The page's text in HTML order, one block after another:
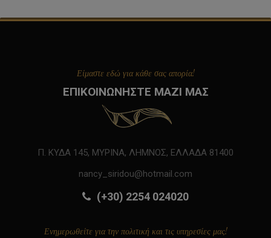
Είμαστε εδώ για κάθε σας απορία!
ΕΠΙΚΟΙΝΩΝΗΣΤΕ ΜΑΖΙ ΜΑΣ
Π. ΚΥΔΑ 145, ΜΥΡΙΝΑ, ΛΗΜΝΟΣ, ΕΛΛΑΔΑ 81400
nancy_siridou@hotmail.com
(+30) 2254 024020
Ενημερωθείτε για την πολιτική και τις υπηρεσίες μας!